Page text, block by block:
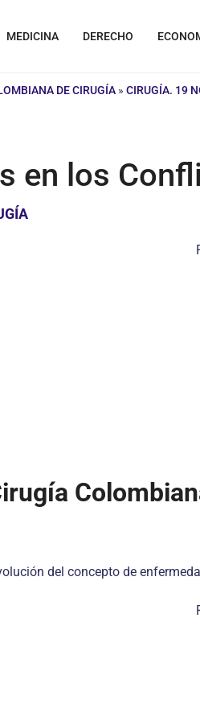
MEDICINA DERECHO
DE CIRUGÍA » CIRUGÍA. 19
en los
del concepto de